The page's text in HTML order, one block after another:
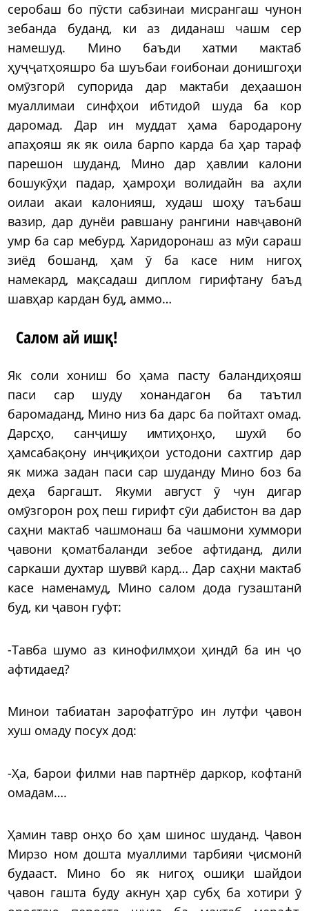
серобаш бо пӯсти сабзинаи мисрангаш чунон
зебанда буданд, ки аз диданаш чашм сер
намешуд. Мино баъди хатми мактаб
ҳуҷҷатҳояшро ба шуъбаи ғоибонаи донишгоҳи
омӯзгорӣ супорида дар мактаби деҳаашон
муаллимаи синфҳои ибтидоӣ шуда ба кор
даромад. Дар ин муддат ҳама бародарону
апаҳояш як як оила барпо карда ба ҳар тараф
парешон шуданд, Мино дар ҳавлии калони
бошукӯҳи падар, ҳамроҳи волидайн ва аҳли
оилаи акаи калонияш, худаш шоҳу таъбаш
вазир, дар дунёи равшану рангини навҷавонӣ
умр ба сар мебурд. Харидоронаш аз мӯи сараш
зиёд бошанд, ҳам ӯ ба касе ним нигоҳ
намекард, мақсадаш диплом гирифтану баъд
шавҳар кардан буд, аммо…
Салом ай ишқ!
Як соли хониш бо ҳама пасту баландиҳояш
паси сар шуду хонандагон ба таътил
баромаданд, Мино низ ба дарс ба пойтахт омад.
Дарсҳо, санҷишу имтиҳонҳо, шухӣ бо
ҳамсабақону инҷиқиҳои устодони сахтгир дар
як мижа задан паси сар шуданду Мино боз ба
деҳа баргашт. Якуми август ӯ чун дигар
омӯзгорон роҳ пеш гирифт сӯи дабистон ва дар
саҳни мактаб чашмонаш ба чашмони хуммори
ҷавони қоматбаланди зебое афтиданд, дили
саркаши духтар шуввӣ кард… Дар саҳни мактаб
касе наменамуд, Мино салом дода гузаштанӣ
буд, ки ҷавон гуфт:
-Тавба шумо аз кинофилмҳои ҳиндӣ ба ин ҷо
афтидаед?
Минои табиатан зарофатгӯро ин лутфи ҷавон
хуш омаду посух дод:
-Ҳа, барои филми нав партнёр даркор, кофтанӣ
омадам….
Ҳамин тавр онҳо бо ҳам шинос шуданд. Ҷавон
Мирзо ном дошта муаллими тарбияи ҷисмонӣ
будааст. Мино бо як нигоҳ ошиқи шайдои
ҷавон гашта буду акнун ҳар субҳ ба хотири ӯ